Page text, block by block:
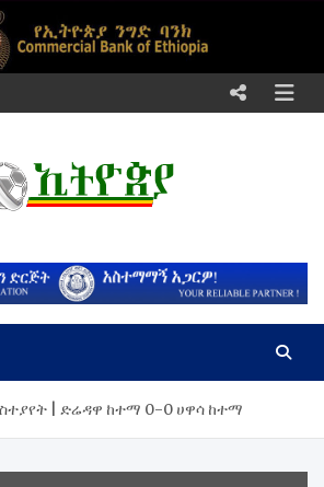
| ድሬዳዋ ከተማ 0-0 ሀዋሳ ከተማ